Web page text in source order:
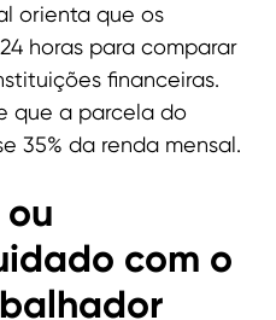
orienta que os
horas para comparar
financeiras.
que a parcela do
35% da renda mensal.
com o